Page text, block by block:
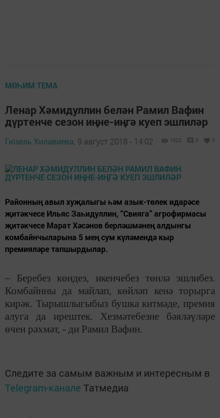
МӨҺИМ ТЕМА
Ленар Хәмидуллин белән Рамил Вафин
дүртенче сезон иңне-иңгә куеп эшлиләр
Гюзель Хилавиева, 9 август 2018 - 14:02 1022 0 0
Районның авыл хуҗалыгы һәм азык-төлек идарәсе
җитәкчесе Ильяс Заһидуллин, “Свияга” агрофирмасы
җитәкчесе Марат Хәсәнов берләшмәнең алдынгы
комбайнчыларына 5 мең сум күләмендә кыр
премияләре тапшырдылар.
– Беребез көндез, икенчебез төнлә эшлибез.
Комбайнны да майлап, көйләп кенә торырга
кирәк. Тырышлыгыбыз бушка китмәде, премия
алуга да ирештек. Хезмәтебезне бәяләүләре
өчен рәхмәт, - ди Рамил Вафин.
Следите за самым важным и интересным в
Telegram-канале Татмедиа